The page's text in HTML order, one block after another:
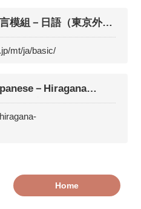
模組－日語（東京外国
ル－日本語）
mt/ja/basic/
－Hiragana
及發音）
Home